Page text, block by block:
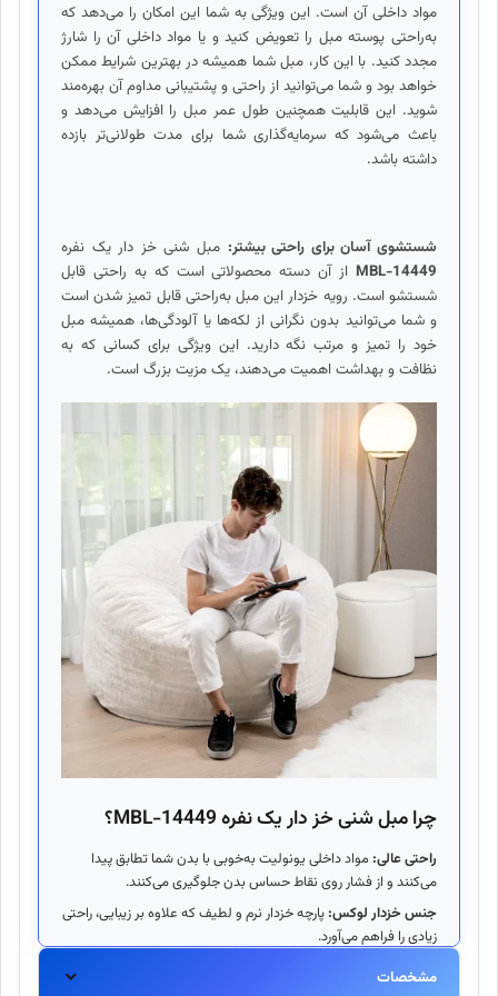
مواد داخلی آن است. این ویژگی به شما این امکان را می‌دهد که
به‌راحتی پوسته مبل را تعویض کنید و یا مواد داخلی آن را شارژ
مجدد کنید. با این کار، مبل شما همیشه در بهترین شرایط ممکن
خواهد بود و شما می‌توانید از راحتی و پشتیبانی مداوم آن بهره‌مند
شوید. این قابلیت همچنین طول عمر مبل را افزایش می‌دهد و
باعث می‌شود که سرمایه‌گذاری شما برای مدت طولانی‌تر بازده
داشته باشد.
شستشوی آسان برای راحتی بیشتر: مبل شنی خز دار یک نفره
MBL-14449 از آن دسته محصولاتی است که به راحتی قابل
شستشو است. رویه خزدار این مبل به‌راحتی قابل تمیز شدن است
و شما می‌توانید بدون نگرانی از لکه‌ها یا آلودگی‌ها، همیشه مبل
خود را تمیز و مرتب نگه دارید. این ویژگی برای کسانی که به
نظافت و بهداشت اهمیت می‌دهند، یک مزیت بزرگ است.
چرا مبل شنی خز دار یک نفره MBL-14449؟
راحتی عالی: مواد داخلی یونولیت به‌خوبی با بدن شما تطابق پیدا
می‌کنند و از فشار روی نقاط حساس بدن جلوگیری می‌کنند.
جنس خزدار لوکس:پارچه خزدار نرم و لطیف که علاوه بر زیبایی، راحتی
زیادی را فراهم می‌آورد.
قابلیت تعویض پوسته و مواد داخلی:
مشخصات